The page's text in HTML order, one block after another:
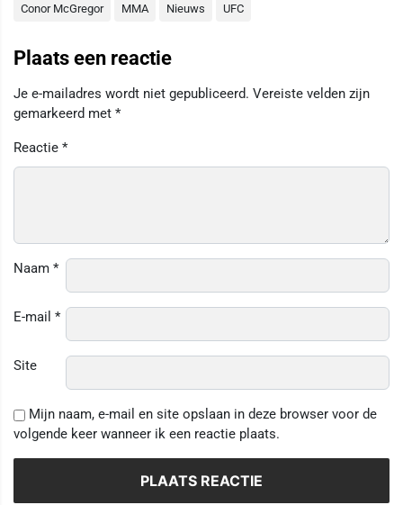
Conor McGregor MMA Nieuws UFC
Plaats een reactie
Je e-mailadres wordt niet gepubliceerd. Vereiste velden zijn
gemarkeerd met *
Reactie *
Naam *
E-mail *
Site
Mijn naam, e-mail en site opslaan in deze browser voor de
volgende keer wanneer ik een reactie plaats.